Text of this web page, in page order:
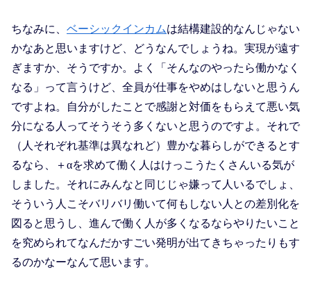
ちなみに、 ベーシックインカムは結構建設的なんじゃない
かなあと思いますけど、どうなんでしょうね。実現が遠す
ぎますか、そうですか。よく「そんなのやったら働かなく
なる」って言うけど、全員が仕事をやめはしないと思うん
ですよね。自分がしたことで感謝と対価をもらえて悪い気
分になる人ってそうそう多くないと思うのですよ。それで
（人それぞれ基準は異なれど）豊かな暮らしができるとす
るなら、＋αを求めて働く人はけっこうたくさんいる気が
しました。それにみんなと同じじゃ嫌って人いるでしょ、
そういう人こそバリバリ働いて何もしない人との差別化を
図ると思うし、進んで働く人が多くなるならやりたいこと
を究められてなんだかすごい発明が出てきちゃったりもす
るのかなーなんて思います。